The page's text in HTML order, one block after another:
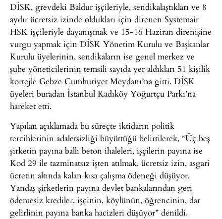
DİSK, grevdeki Baldur işçileriyle, sendikalaştıkları ve 8
aydır ücretsiz izinde oldukları için direnen Systemair
HSK işçileriyle dayanışmak ve 15-16 Haziran direnişine
vurgu yapmak için DİSK Yönetim Kurulu ve Başkanlar
Kurulu üyelerinin, sendikaların ise genel merkez ve
şube yöneticilerinin temsili sayıda yer aldıkları 51 kişilik
kortejle Gebze Cumhuriyet Meydanı’na gitti. DİSK
üyeleri buradan İstanbul Kadıköy Yoğurtçu Parkı’na
hareket etti.
Yapılan açıklamada bu süreçte iktidarın politik
tercihlerinin adaletsizliği büyüttüğü belirtilerek, “Üç beş
şirketin payına ballı beton ihaleleri, işçilerin payına ise
Kod 29 ile tazminatsız işten atılmak, ücretsiz izin, asgari
ücretin altında kalan kısa çalışma ödeneği düşüyor.
Yandaş şirketlerin payına devlet bankalarından geri
ödemesiz krediler, işçinin, köylünün, öğrencinin, dar
gelirlinin payına banka hacizleri düşüyor” denildi.